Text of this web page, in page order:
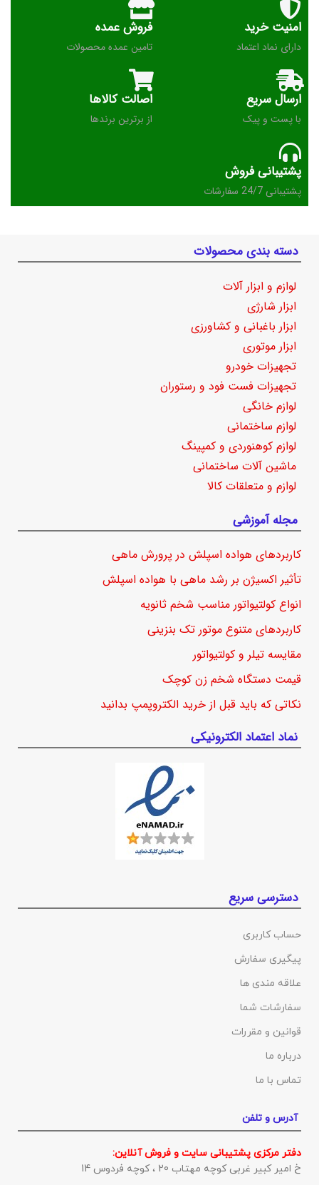
امنیت خرید
دارای نماد اعتماد
فروش عمده
تامین عمده محصولات
ارسال سریع
با پست و پیک
اصالت کالاها
از برترین برندها
پشتیبانی فروش
پشتیبانی 24/7 سفارشات
دسته بندی محصولات
لوازم و ابزار آلات
ابزار شارژی
ابزار باغبانی و کشاورزی
ابزار موتوری
تجهیزات خودرو
تجهیزات فست فود و رستوران
لوازم خانگی
لوازم ساختمانی
لوازم کوهنوردی و کمپینگ
ماشین آلات ساختمانی
لوازم و متعلقات کالا
مجله آموزشی
کاربردهای هواده اسپلش در پرورش ماهی
تأثیر اکسیژن بر رشد ماهی با هواده اسپلش
انواع کولتیواتور مناسب شخم ثانویه
کاربردهای متنوع موتور تک بنزینی
مقایسه تیلر و کولتیواتور
قیمت دستگاه شخم زن کوچک
نکاتی که باید قبل از خرید الکتروپمپ بدانید
نماد اعتماد الکترونیکی
دسترسی سریع
حساب کاربری
پیگیری سفارش
علاقه مندی ها
سفارشات شما
قوانین و مقررات
درباره ما
تماس با ما
آدرس و تلفن
دفتر مرکزی پشتیبانی سایت و فروش آنلاین:
خ امیر کبیر غربی کوچه مهتاب 20 ، کوچه فردوس 14